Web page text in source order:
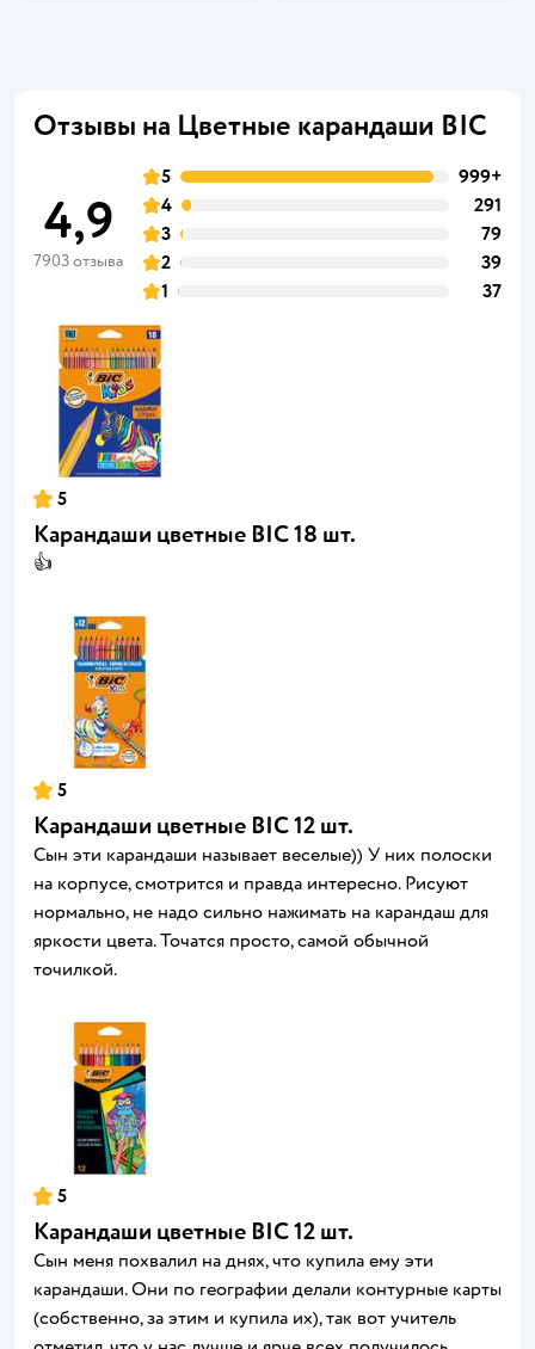
Отзывы на Цветные карандаши BIC
4,9
7903 отзыва
5
999+
4
291
3
79
2
39
1
37
5
Карандаши цветные BIC 18 шт.
👍
5
Карандаши цветные BIC 12 шт.
Сын эти карандаши называет веселые)) У них полоски
на корпусе, смотрится и правда интересно. Рисуют
нормально, не надо сильно нажимать на карандаш для
яркости цвета. Точатся просто, самой обычной
точилкой.
5
Карандаши цветные BIC 12 шт.
Сын меня похвалил на днях, что купила ему эти
карандаши. Они по географии делали контурные карты
(собственно, за этим и купила их), так вот учитель